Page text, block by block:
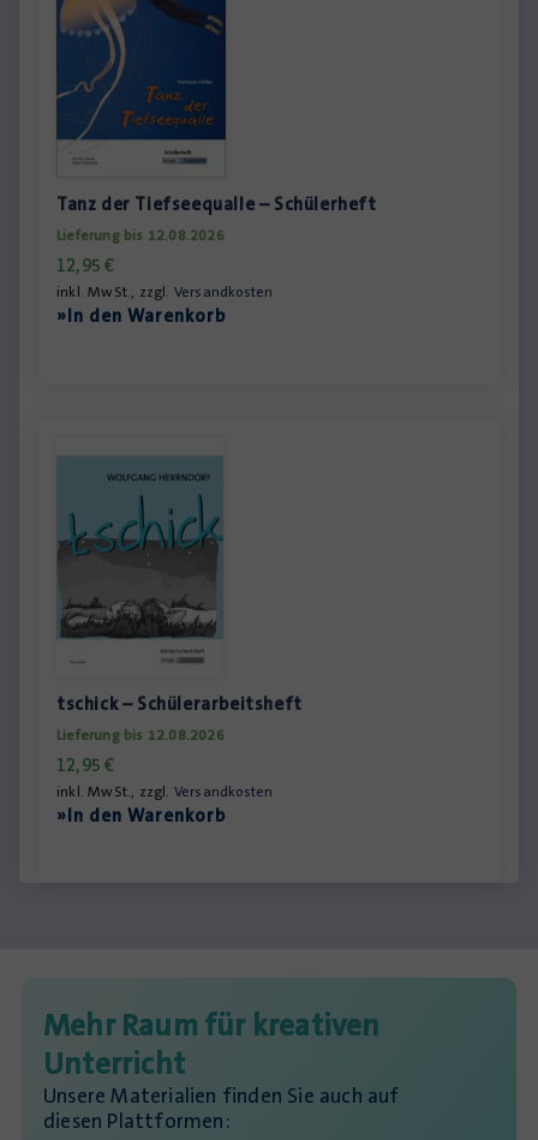
Tanz der Tiefseequalle – Schülerheft
Lieferung bis 12.08.2026
12,95€
inkl. MwSt., zzgl. Versandkosten
»In den Warenkorb
tschick – Schülerarbeitsheft
Lieferung bis 12.08.2026
12,95€
inkl. MwSt., zzgl. Versandkosten
»In den Warenkorb
Mehr Raum für kreativen
Unterricht
Unsere Materialien finden Sie auch auf
diesen Plattformen: